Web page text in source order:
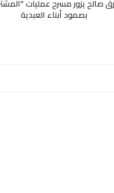
صالح يزور مسرح عمليات
بصمود أبناء العبدية